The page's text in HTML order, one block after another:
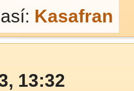
Kasafran
13:32